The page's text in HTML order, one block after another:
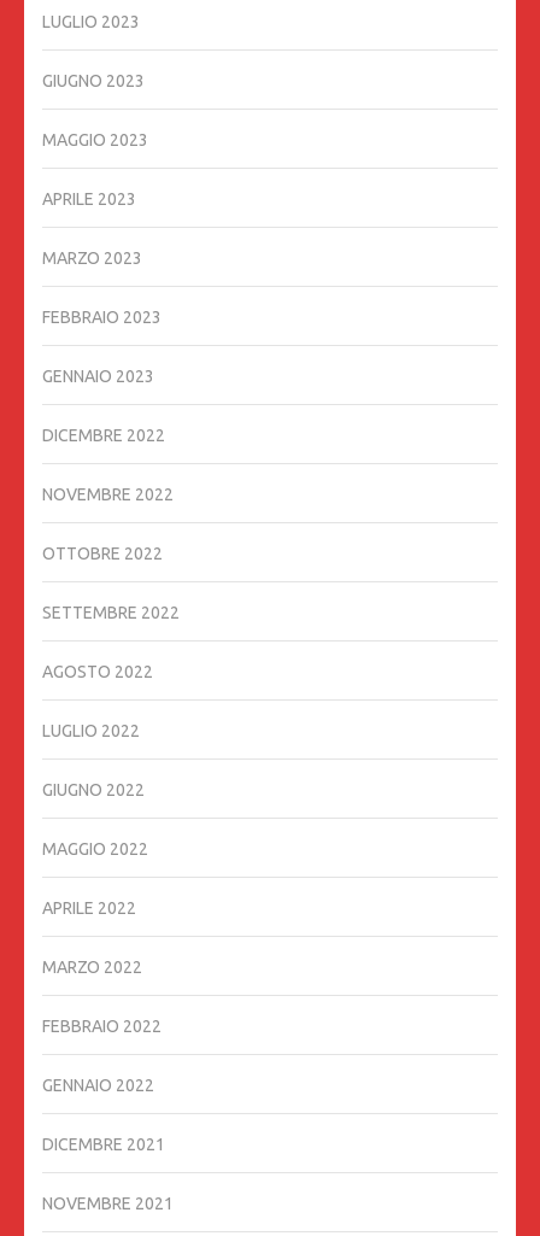
LUGLIO 2023
GIUGNO 2023
MAGGIO 2023
APRILE 2023
MARZO 2023
FEBBRAIO 2023
GENNAIO 2023
DICEMBRE 2022
NOVEMBRE 2022
OTTOBRE 2022
SETTEMBRE 2022
AGOSTO 2022
LUGLIO 2022
GIUGNO 2022
MAGGIO 2022
APRILE 2022
MARZO 2022
FEBBRAIO 2022
GENNAIO 2022
DICEMBRE 2021
NOVEMBRE 2021